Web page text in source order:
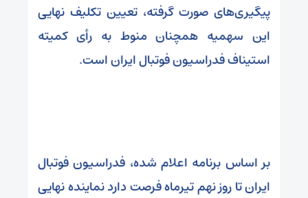
پیگیری‌های صورت گرفته، تعیین تکلیف نهایی
این سهمیه همچنان منوط به رأی کمیته
استیناف فدراسیون فوتبال ایران است.
بر اساس برنامه اعلام شده، فدراسیون فوتبال
ایران تا روز نهم تیرماه فرصت دارد نماینده نهایی